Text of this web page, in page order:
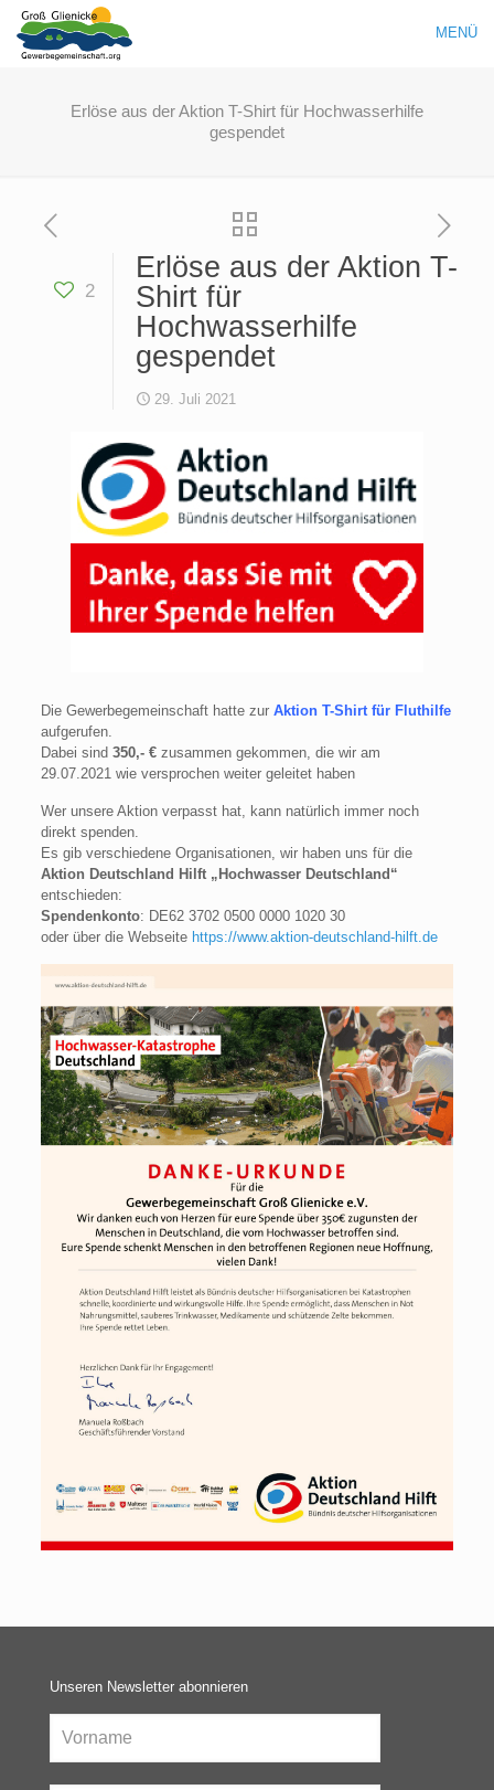
MENÜ
Erlöse aus der Aktion T-Shirt für Hochwasserhilfe
gespendet
2
Erlöse aus der Aktion T-
Shirt für
Hochwasserhilfe
gespendet
29. Juli 2021
Die Gewerbegemeinschaft hatte zur Aktion T-Shirt für Fluthilfe
aufgerufen.
Dabei sind 350,- €zusammen gekommen, die wir am
29.07.2021 wie versprochen weiter geleitet haben
Wer unsere Aktion verpasst hat, kann natürlich immer noch
direkt spenden.
Es gib verschiedene Organisationen, wir haben uns für die
Aktion Deutschland Hilft „Hochwasser Deutschland“
entschieden:
Spendenkonto: DE62 3702 0500 0000 1020 30
oder über die Webseite https://www.aktion-deutschland-hilft.de
Unseren Newsletter abonnieren